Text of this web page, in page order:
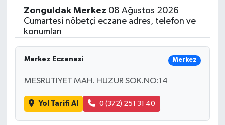
Zonguldak Merkez 08 Ağustos 2026
Cumartesi nöbetçi eczane adres, telefon ve
konumları
Merkez Eczanesi Merkez
MESRUTIYET MAH. HUZUR SOK.NO:14
Yol Tarifi Al 0 (372) 251 31 40
Yaşam